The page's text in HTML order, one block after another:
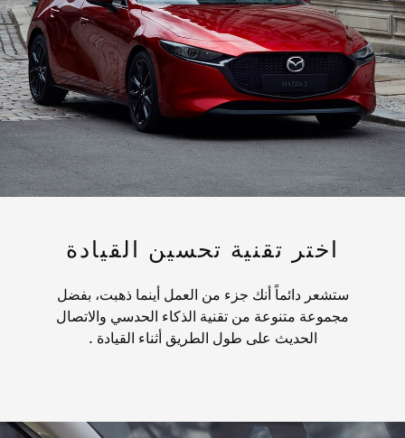
اختر تقنية تحسين القيادة
ستشعر دائماً أنك جزء من العمل أينما ذهبت، بفضل
مجموعة متنوعة من تقنية الذكاء الحدسي والاتصال
الحديث على طول الطريق أثناء القيادة .